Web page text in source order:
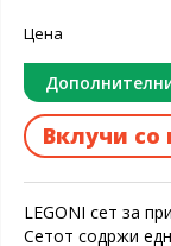
Цена
Вклучи со
LEGONI сет за
Сетот содржи